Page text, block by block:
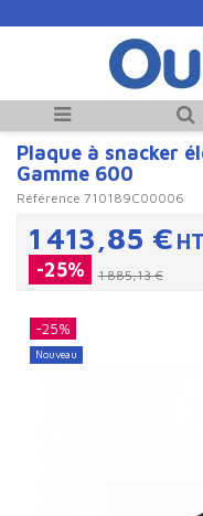
Plaque à snacker
Gamme 600
Référence 710189C00006
1 413,85 € HT
-25% 1 885,13 €
-25%
Nouveau